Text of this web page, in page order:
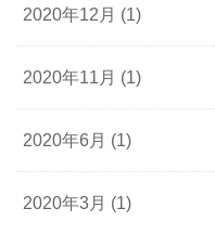
2020年12月 (1)
2020年11月 (1)
2020年6月 (1)
2020年3月 (1)